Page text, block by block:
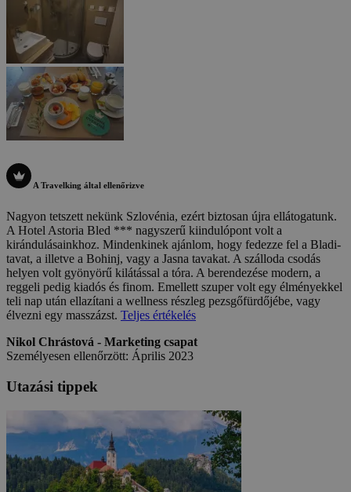
A Travelking által ellenőrizve
Nagyon tetszett nekünk Szlovénia, ezért biztosan újra ellátogatunk.
A Hotel Astoria Bled *** nagyszerű kiindulópont volt a
kirándulásainkhoz. Mindenkinek ajánlom, hogy fedezze fel a Bladi-
tavat, a illetve a Bohinj, vagy a Jasna tavakat. A szálloda csodás
helyen volt gyönyörű kilátással a tóra. A berendezése modern, a
reggeli pedig kiadós és finom. Emellett szuper volt egy élményekkel
teli nap után ellazítani a wellness részleg pezsgőfürdőjébe, vagy
élvezni egy masszázst. Teljes értékelés
Nikol Chrástová - Marketing csapat
Személyesen ellenőrzött: Április 2023
Utazási tippek